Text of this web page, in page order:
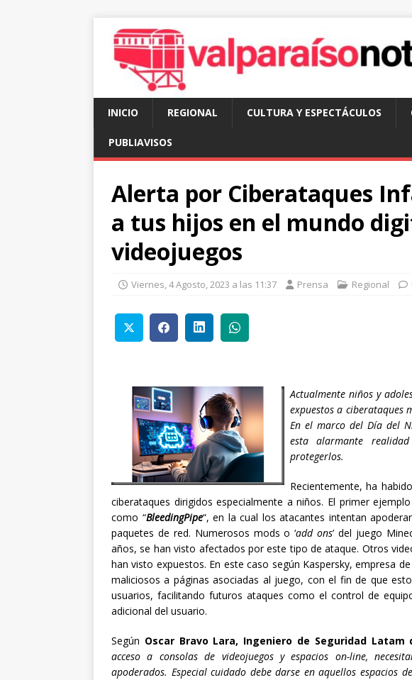
INICIO REGIONAL CULTURA Y ESPECTÁCULOS
PUBLIAVISOS
Alerta por Ciberataques
a tus hijos en el mundo
videojuegos
Viernes, 4 Agosto, 2023 a las 11:37 Prensa Regional
Actualmente niños y
expuestos a ciberataques
En el marco del Día del
esta alarmante
protegerlos.
Recientemente, ha
ciberataques dirigidos especialmente a niños. El primer
como “BleedingPipe“, en la cual los atacantes intentan
paquetes de red. Numerosos mods o ‘add ons’ del juego
años, se han visto afectados por este tipo de ataque. Otros
han visto expuestos. En este caso según Kaspersky, empresa
maliciosos a páginas asociadas al juego, con el fin de que
usuarios, facilitando futuros ataques como el control de
adicional del usuario.
Según Oscar Bravo Lara, Ingeniero de Seguridad Latam
acceso a consolas de videojuegos y espacios on-line,
apoderados. Especial cuidado debe darse en aquellos espacios